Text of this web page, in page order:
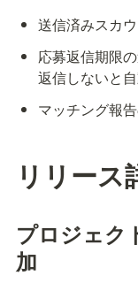
送信済みスカ
応募返信期限
返信しないと
マッチング報
リリース
プロジェク
加